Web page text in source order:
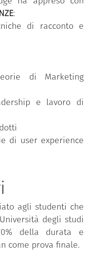
:
di racconto e
di Marketing
e lavoro di
di user experience
agli studenti che
degli studi
della durata e
come prova finale.